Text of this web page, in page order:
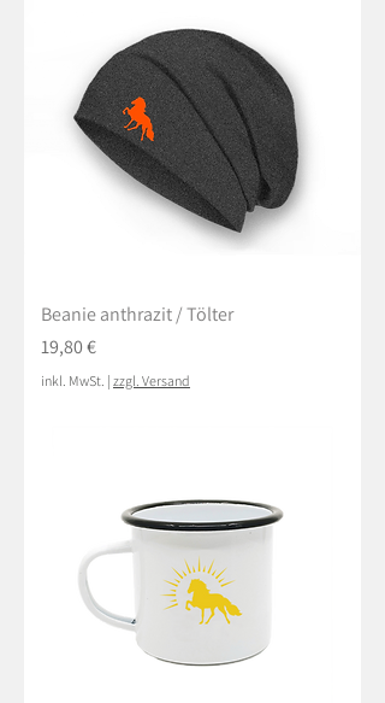
Beanie anthrazit / Tölter
Preis
19,80 €
inkl. MwSt. | zzgl. Versand